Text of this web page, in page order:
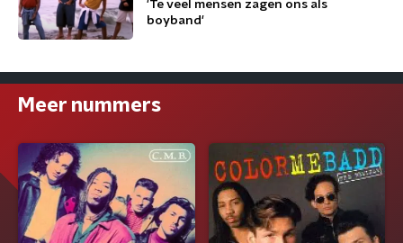
'Te veel mensen zagen ons als
boyband'
Meer nummers